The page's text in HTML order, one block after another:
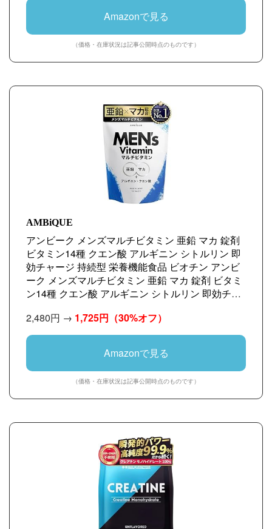
Amazonで見る
（価格・在庫状況は記事公開時点のものです）
AMBiQUE
アンビーク メンズマルチビタミン 亜鉛 マカ 錠剤
ビタミン14種 クエン酸 アルギニン シトルリン 即
効チャージ 持続型 栄養機能食品 ビオチン アンビ
ーク メンズマルチビタミン 亜鉛 マカ 錠剤 ビタミ
ン14種 クエン酸 アルギニン シトルリン 即効チャ
袋)
2,480円 → 1,725円 （30%オフ）
Amazonで見る
（価格・在庫状況は記事公開時点のものです）